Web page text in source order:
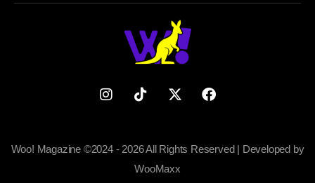
Woo! Magazine ©2024 - 2026 All Rights Reserved | Developed by
WooMaxx